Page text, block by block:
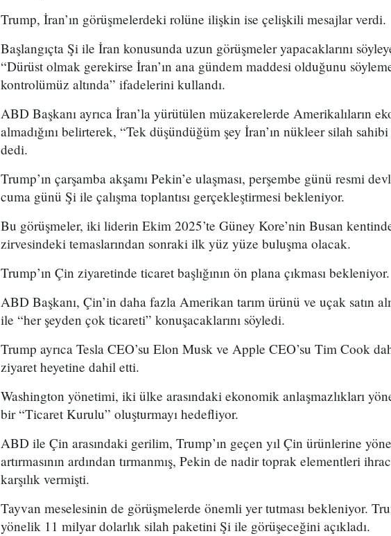
Trump, İran’ın görüşmelerdeki rolüne ilişkin ise çelişkili mesajlar verdi.
Başlangıçta Şi ile İran konusunda uzun görüşmeler yapacaklarını
“Dürüst olmak gerekirse İran’ın ana gündem maddesi olduğunu
kontrolümüz altında” ifadelerini kullandı.
ABD Başkanı ayrıca İran’la yürütülen müzakerelerde Amerikalıların
almadığını belirterek, “Tek düşündüğüm şey İran’ın nükleer silah
dedi.
Trump’ın çarşamba akşamı Pekin’e ulaşması, perşembe günü resmi
cuma günü Şi ile çalışma toplantısı gerçekleştirmesi bekleniyor.
Bu görüşmeler, iki liderin Ekim 2025’te Güney Kore’nin Busan
zirvesindeki temaslarından sonraki ilk yüz yüze buluşma olacak.
Trump’ın Çin ziyaretinde ticaret başlığının ön plana çıkması bekleniyor.
ABD Başkanı, Çin’in daha fazla Amerikan tarım ürünü ve uçak satın
ile “her şeyden çok ticareti” konuşacaklarını söyledi.
Trump ayrıca Tesla CEO’su Elon Musk ve Apple CEO’su Tim Cook
ziyaret heyetine dahil etti.
Washington yönetimi, iki ülke arasındaki ekonomik anlaşmazlıkları
bir “Ticaret Kurulu” oluşturmayı hedefliyor.
ABD ile Çin arasındaki gerilim, Trump’ın geçen yıl Çin ürünlerine
artırmasının ardından tırmanmış, Pekin de nadir toprak elementleri
karşılık vermişti.
Tayvan meselesinin de görüşmelerde önemli yer tutması bekleniyor.
yönelik 11 milyar dolarlık silah paketini Şi ile görüşeceğini açıkladı.